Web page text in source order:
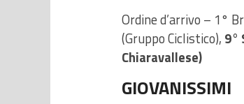
Ordine d’arrivo – 1°
(Gruppo Ciclistico), 9°
Chiaravallese)
GIOVANISSIMI